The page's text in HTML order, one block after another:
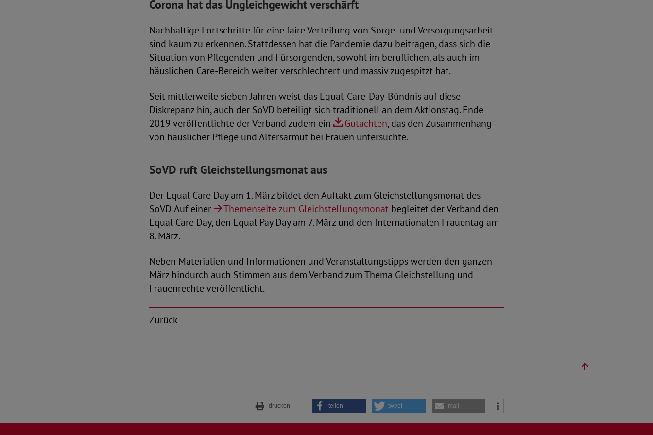
Corona hat das Ungleichgewicht verschärft
Nachhaltige Fortschritte für eine faire Verteilung von Sorge- und Versorgungsarbeit
sind kaum zu erkennen. Stattdessen hat die Pandemie dazu beitragen, dass sich die
Situation von Pflegenden und Fürsorgenden, sowohl im beruflichen, als auch im
häuslichen Care-Bereich weiter verschlechtert und massiv zugespitzt hat.
Seit mittlerweile sieben Jahren weist das Equal-Care-Day-Bündnis auf diese
Diskrepanz hin, auch der SoVD beteiligt sich traditionell an dem Aktionstag. Ende
2019 veröffentlichte der Verband zudem ein
Gutachten, das den Zusammenhang
von häuslicher Pflege und Altersarmut bei Frauen untersuchte.
SoVD ruft Gleichstellungsmonat aus
Der Equal Care Day am 1. März bildet den Auftakt zum Gleichstellungsmonat des
SoVD. Auf einer
Themenseite zum Gleichstellungsmonat begleitet der Verband den
Equal Care Day, den Equal Pay Day am 7. März und den Internationalen Frauentag am
8. März.
Neben Materialien und Informationen und Veranstaltungstipps werden den ganzen
März hindurch auch Stimmen aus dem Verband zum Thema Gleichstellung und
Frauenrechte veröffentlicht.
Zurück
drucken teilen tweet mail